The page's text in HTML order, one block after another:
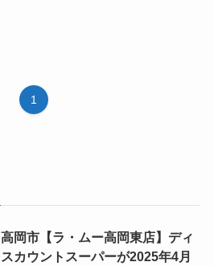
1
高岡市【ラ・ムー高岡東店】ディ
スカウントスーパーが2025年4月